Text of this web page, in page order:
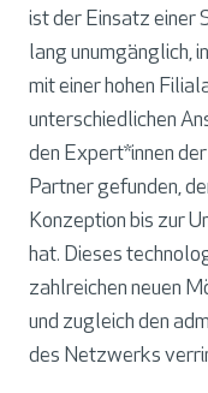
ist der Einsatz einer
lang unumgänglich,
mit einer hohen
unterschiedlichen
den Expert*innen
Partner gefunden,
Konzeption bis zur
hat. Dieses
zahlreichen neuen
und zugleich den
des Netzwerks